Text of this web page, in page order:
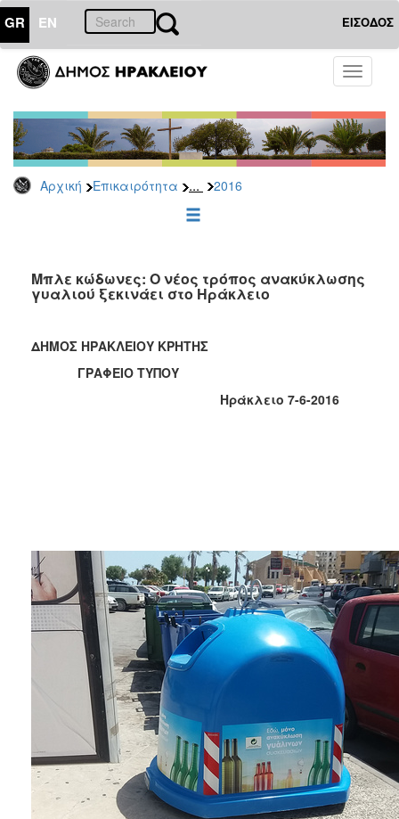
GR EN ΕΙΣΟΔΟΣ
Toggle
Αρχική Επικαιρότητα ... 2016
ΕΠΙΚΑΙΡΟΤΗΤΑ
Τύπου
Αρχείο
2026
2025
2022
2021
2019
2018
2010
2006
ΗΡΑΚΛΕΙΟ
Μπλε κώδωνες: Ο νέος τρόπος ανακύκλωσης
γυαλιού ξεκινάει στο Ηράκλειο
ΔΗΜΟΣ ΗΡΑΚΛΕΙΟΥ ΚΡΗΤΗΣ
ΓΡΑΦΕΙΟ ΤΥΠΟΥ
Ηράκλειο 7-6-2016